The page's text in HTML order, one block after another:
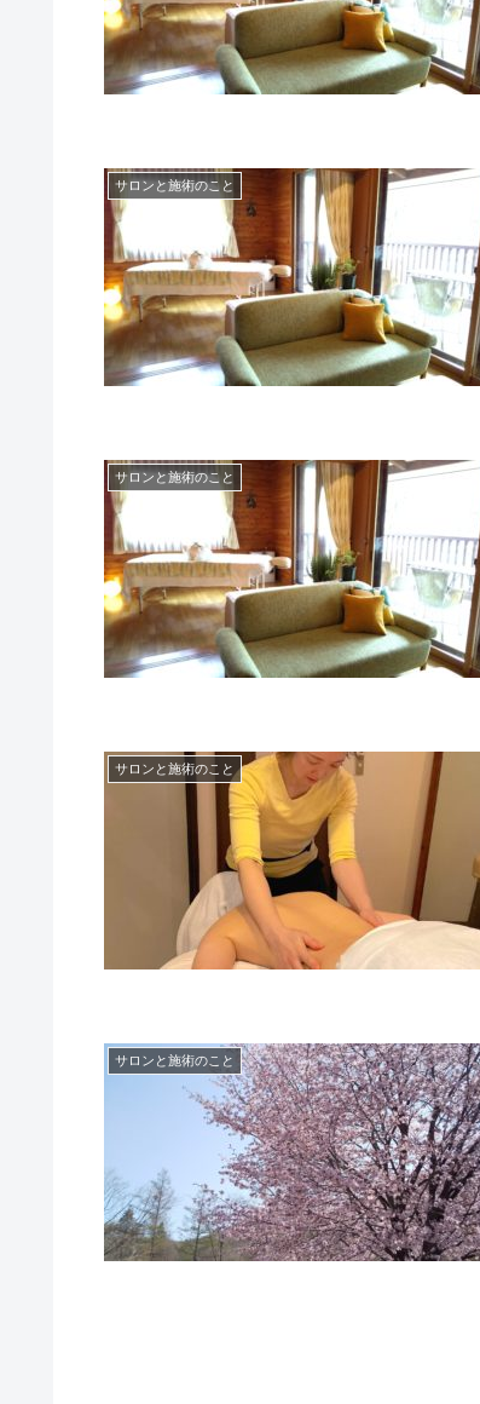
サロンと施術のこと
サロンと施術のこと
サロンと施術のこと
サロンと施術のこと